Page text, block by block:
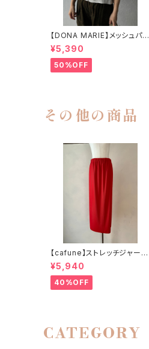
【DONA MARIE】メッシュパー
カー
¥5,390
50%OFF
その他の商品
【cafune】ストレッチジャージ
ータイトスカート 615614
¥5,940
40%OFF
CATEGORY